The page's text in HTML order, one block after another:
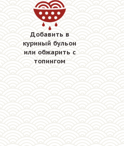
Добавить в
куриный бульон
или обжарить с
топингом